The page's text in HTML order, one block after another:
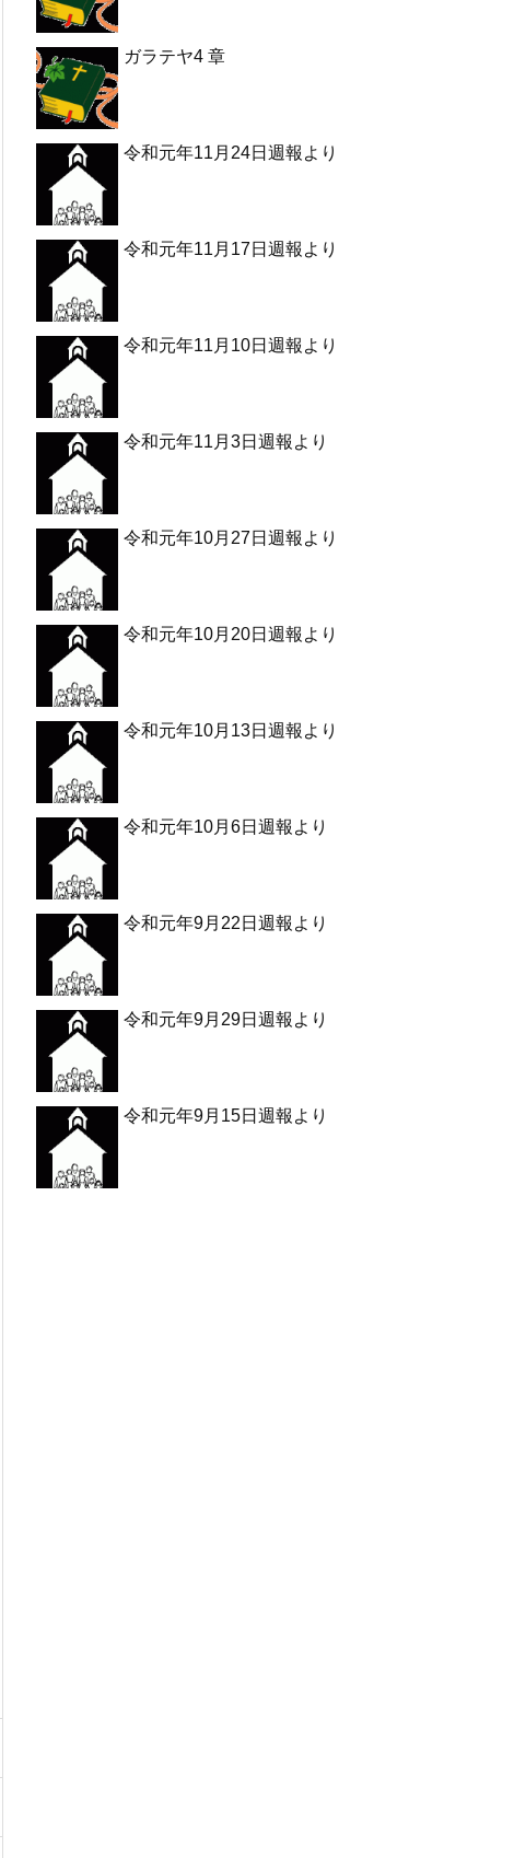
ガラテヤ4 章
令和元年11月24日週報より
令和元年11月17日週報より
令和元年11月10日週報より
令和元年11月3日週報より
令和元年10月27日週報より
令和元年10月20日週報より
令和元年10月13日週報より
令和元年10月6日週報より
令和元年9月22日週報より
令和元年9月29日週報より
令和元年9月15日週報より